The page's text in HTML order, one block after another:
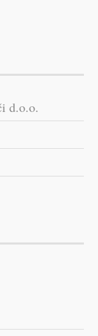
d.o.o.